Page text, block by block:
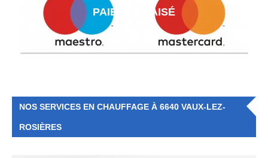
PAIEMENT AISÉ
NOS SERVICES EN CHAUFFAGE À 6640 VAUX-LEZ-
ROSIÈRES